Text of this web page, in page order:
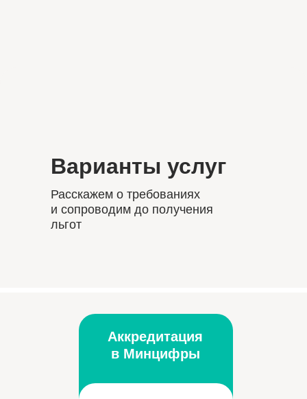
Варианты услуг
Расскажем о требованиях
и сопроводим до получения
льгот
Аккредитация
в Минцифры